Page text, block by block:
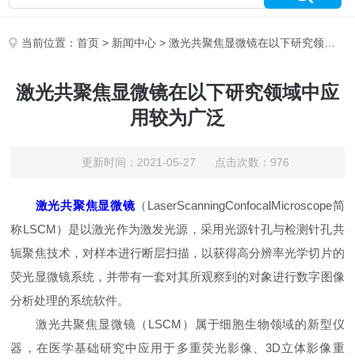
当前位置：首页 > 新闻中心 > 激光共聚焦显微镜在以下研究领域中应用较为广泛
激光共聚焦显微镜在以下研究领域中应
用较为广泛
更新时间：2021-05-27 点击次数：976
激光共聚焦显微镜（LaserScanningConfocalMicroscope简
称LSCM）是以激光作为激发光源，采用光源针孔与检测针孔共
轭聚焦技术，对样本进行断层扫描，以获得高分辨率光学切片的
荧光显微镜系统，并带有一套对其所观察到的对象进行数字图像
分析处理的系统软件。
激光共聚焦显微镜（LSCM）属于细胞生物领域的新型仪
器，在医学基础研究中应用于多重荧光影像、3D立体影像重